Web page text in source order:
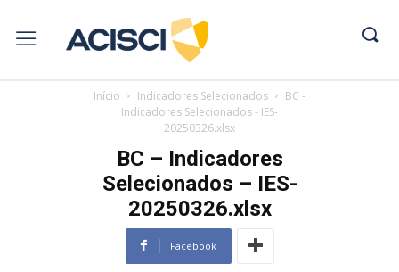
Início Indicadores Selecionados
BC -
Indicadores Selecionados - IES-
20250326.xlsx
BC – Indicadores
Selecionados – IES-
20250326.xlsx
Facebook